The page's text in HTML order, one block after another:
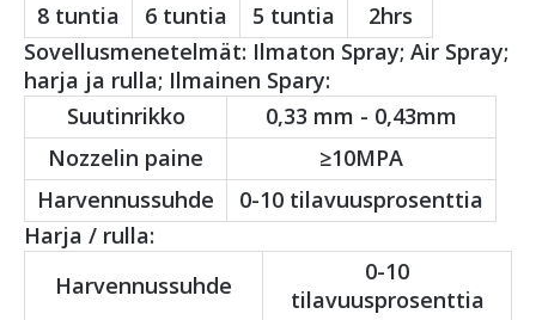
8 tuntia
6 tuntia 5 tuntia
2hrs
Sovellusmenetelmät: Ilmaton Spray; Air Spray;
harja ja rulla; Ilmainen Spary:
Suutinrikko
0,33 mm - 0,43mm
Nozzelin paine
≥10MPA
Harvennussuhde
0-10 tilavuusprosenttia
Harja / rulla:
Harvennussuhde
0-10
tilavuusprosenttia